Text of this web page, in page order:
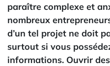
paraître complexe et
nombreux
d’un tel projet ne doit
surtout si vous
informations. Ouvrir